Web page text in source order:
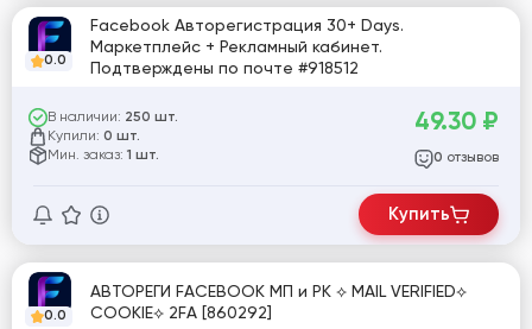
0.0
Facebook Авторегистрация 30+ Days.
Маркетплейс + Рекламный кабинет.
Подтверждены по почте #918512
В наличии: 250 шт.
Купили: 0 шт.
Мин. заказ: 1 шт.
49.30 ₽
0 отзывов
Купить
0.0
АВТОРЕГИ FACEBOOK МП и РК ⟡ MAIL VERIFIED⟡
COOKIE⟡ 2FA [860292]